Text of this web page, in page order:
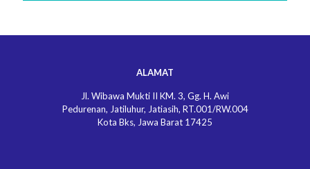
ALAMAT
Jl. Wibawa Mukti II KM. 3, Gg. H. Awi
Pedurenan, Jatiluhur, Jatiasih, RT.001/RW.004
Kota Bks, Jawa Barat 17425